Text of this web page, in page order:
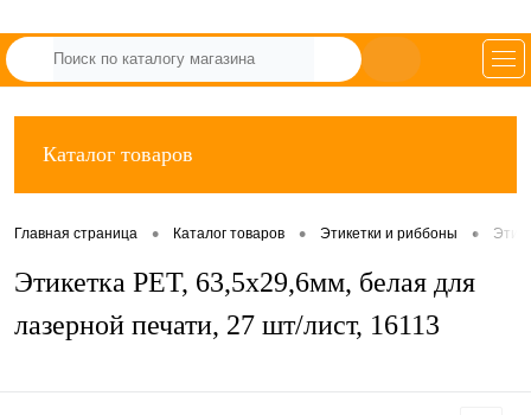
Каталог товаров
Главная страница • Каталог товаров • Этикетки и риббоны •
Этикетка PET, 63,5х29,6мм, белая для
лазерной печати, 27 шт/лист, 16113